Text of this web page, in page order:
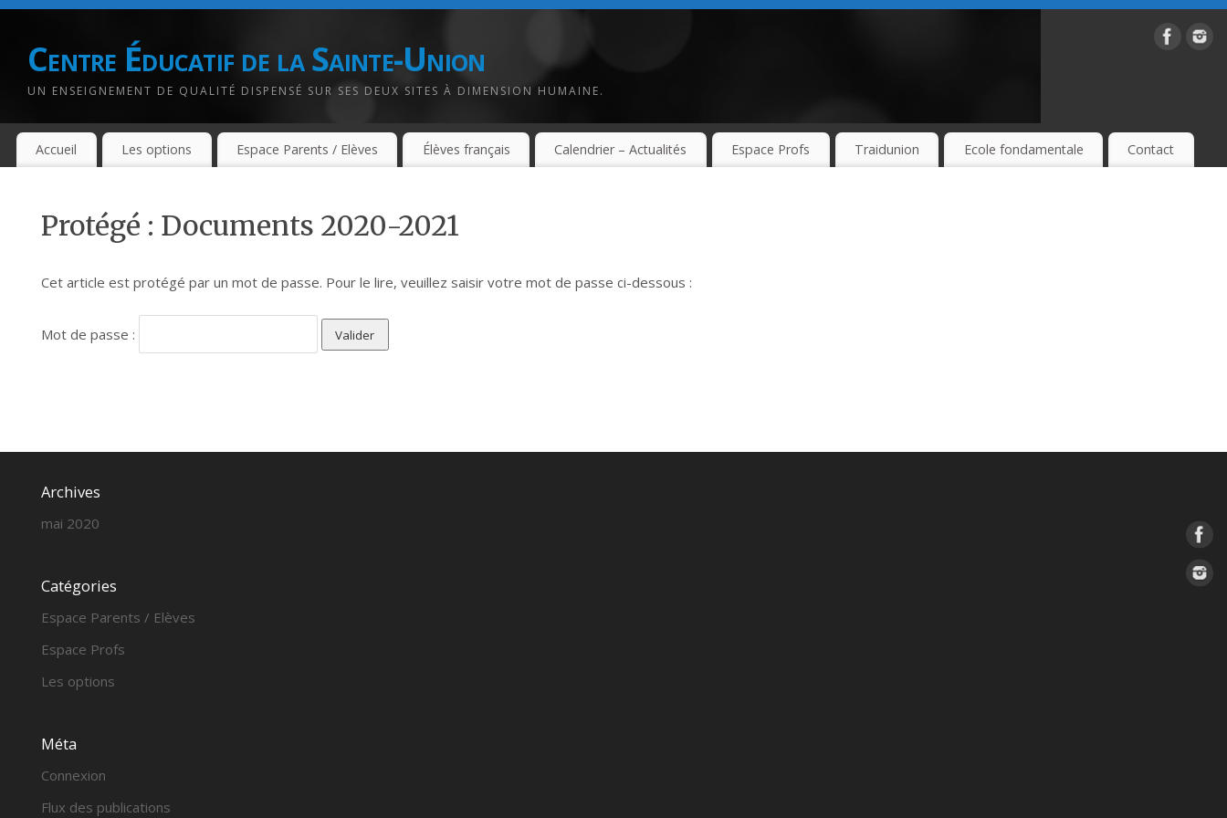
Centre Éducatif de la Sainte-Union
UN ENSEIGNEMENT DE QUALITÉ DISPENSÉ SUR SES DEUX SITES À DIMENSION HUMAINE.
Accueil Les options Espace Parents / Elèves Élèves français Calendrier – Actualités Espace Profs Traidunion Ecole fondamentale Contact
Protégé : Documents 2020-2021
Cet article est protégé par un mot de passe. Pour le lire, veuillez saisir votre mot de passe ci-dessous :
Mot de passe :
Archives
mai 2020
Catégories
Espace Parents / Elèves
Espace Profs
Les options
Méta
Connexion
Flux des publications